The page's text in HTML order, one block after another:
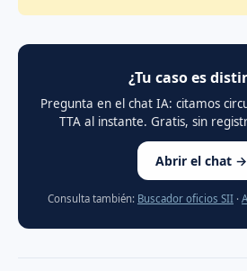
¿Tu caso es
Pregunta en el chat IA: citamos
TTA al instante. Gratis, sin
Abrir el chat →
Consulta también: Buscador oficios SII ·